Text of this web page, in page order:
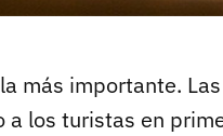
más importante.
a los turistas en